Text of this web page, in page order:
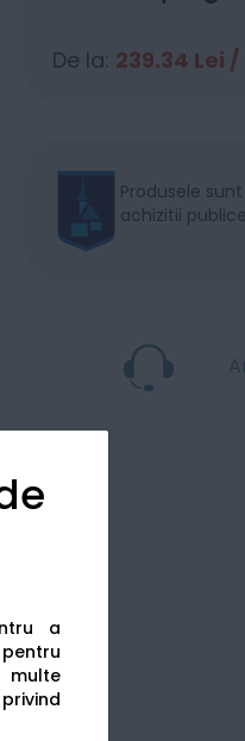
a
multe
De la: 239.34 Lei
Produsele
achizitii publice